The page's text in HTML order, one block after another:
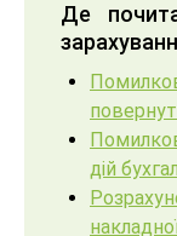
Де
дій